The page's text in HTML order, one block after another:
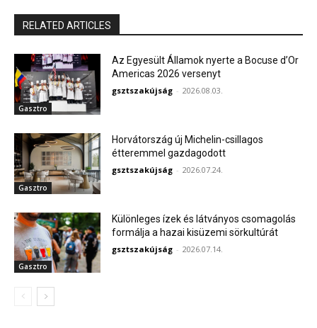
RELATED ARTICLES
Gasztro
Az Egyesült Államok nyerte a Bocuse d’Or
Americas 2026 versenyt
gsztszakújság - 2026.08.03.
Gasztro
Horvátország új Michelin-csillagos
étteremmel gazdagodott
gsztszakújság - 2026.07.24.
Gasztro
Különleges ízek és látványos csomagolás
formálja a hazai kisüzemi sörkultúrát
gsztszakújság - 2026.07.14.